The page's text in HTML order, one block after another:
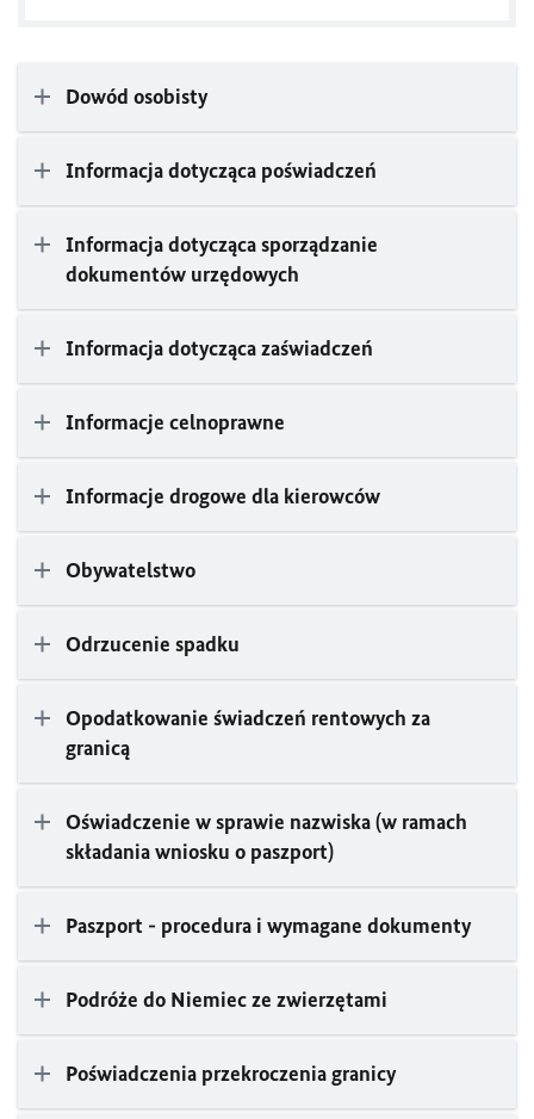
Dowód osobisty
Informacja dotycząca poświadczeń
Informacja dotycząca sporządzanie
dokumentów urzędowych
Informacja dotycząca zaświadczeń
Informacje celnoprawne
Informacje drogowe dla kierowców
Obywatelstwo
Odrzucenie spadku
Opodatkowanie świadczeń rentowych za
granicą
Oświadczenie w sprawie nazwiska (w ramach
składania wniosku o paszport)
Paszport - procedura i wymagane dokumenty
Podróże do Niemiec ze zwierzętami
Poświadczenia przekroczenia granicy